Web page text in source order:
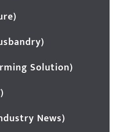
Solution)
News)